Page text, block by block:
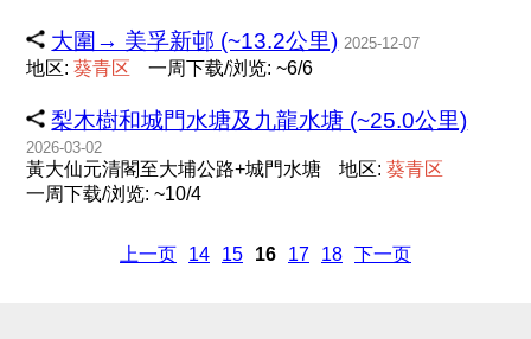
大圍→ 美孚新邨 (~13.2公里) 2025-12-07
地区:葵青区 一周下载/浏览: ~6/6
梨木樹和城門水塘及九龍水塘 (~25.0公里)
2026-03-02
黃大仙元清閣至大埔公路+城門水塘 地区:葵青区
一周下载/浏览: ~10/4
上一页 14 15 16 17 18 下一页